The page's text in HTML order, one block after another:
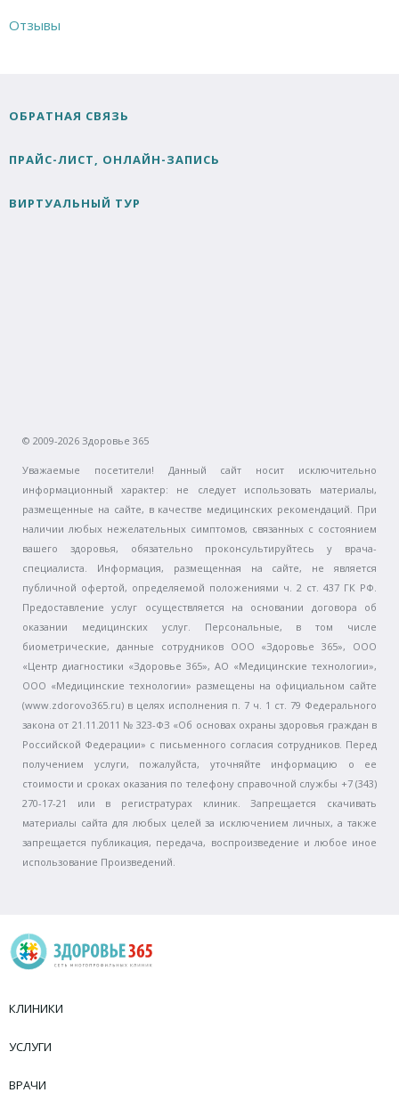
Отзывы
ОБРАТНАЯ СВЯЗЬ
ПРАЙС-ЛИСТ, ОНЛАЙН-ЗАПИСЬ
ВИРТУАЛЬНЫЙ ТУР
© 2009-2026 Здоровье 365
Уважаемые посетители! Данный сайт носит исключительно
информационный характер: не следует использовать материалы,
размещенные на сайте, в качестве медицинских рекомендаций. При
наличии любых нежелательных симптомов, связанных с состоянием
вашего здоровья, обязательно проконсультируйтесь у врача-
специалиста. Информация, размещенная на сайте, не является
публичной офертой, определяемой положениями ч. 2 ст. 437 ГК РФ.
Предоставление услуг осуществляется на основании договора об
оказании медицинских услуг. Персональные, в том числе
биометрические, данные сотрудников ООО «Здоровье 365», ООО
«Центр диагностики «Здоровье 365», АО «Медицинские технологии»,
ООО «Медицинские технологии» размещены на официальном сайте
(www.zdorovo365.ru) в целях исполнения п. 7 ч. 1 ст. 79 Федерального
закона от 21.11.2011 № 323-ФЗ «Об основах охраны здоровья граждан в
Российской Федерации» с письменного согласия сотрудников. Перед
получением услуги, пожалуйста, уточняйте информацию о ее
стоимости и сроках оказания по телефону справочной службы +7 (343)
270-17-21 или в регистратурах клиник. Запрещается скачивать
материалы сайта для любых целей за исключением личных, а также
запрещается публикация, передача, воспроизведение и любое иное
использование Произведений.
КЛИНИКИ
УСЛУГИ
ВРАЧИ